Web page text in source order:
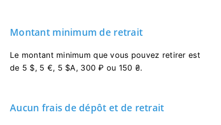
Montant minimum de retrait
Le montant minimum que vous pouvez retirer est
de 5 $, 5 €, 5 $A, 300 ₽ ou 150 ₴.
Aucun frais de dépôt et de retrait